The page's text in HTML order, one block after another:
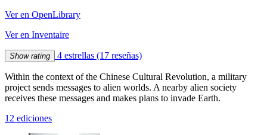
Ver en OpenLibrary
Ver en Inventaire
Show rating 4 estrellas (17 reseñas)
Within the context of the Chinese Cultural Revolution, a military
project sends messages to alien worlds. A nearby alien society
receives these messages and makes plans to invade Earth.
12 ediciones